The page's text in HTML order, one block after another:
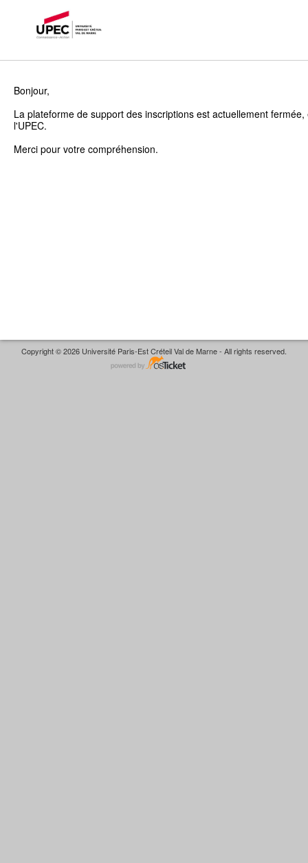
Bonjour,
La plateforme de support des inscriptions est actuellement
l'UPEC.
Merci pour votre compréhension.
Copyright © 2026 Université Paris-Est Créteil Val de Marne - All rights reserved.